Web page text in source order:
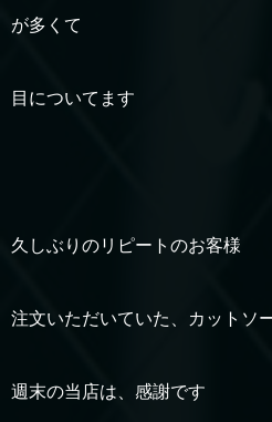
が多くて
目についてます
久しぶりのリピートのお客様
注文いただいていた、カットソ
週末の当店は、感謝です